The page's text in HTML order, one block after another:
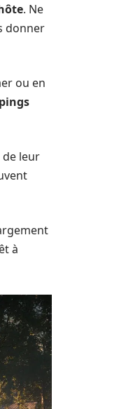
. Ne
donner
ou en
leur
à